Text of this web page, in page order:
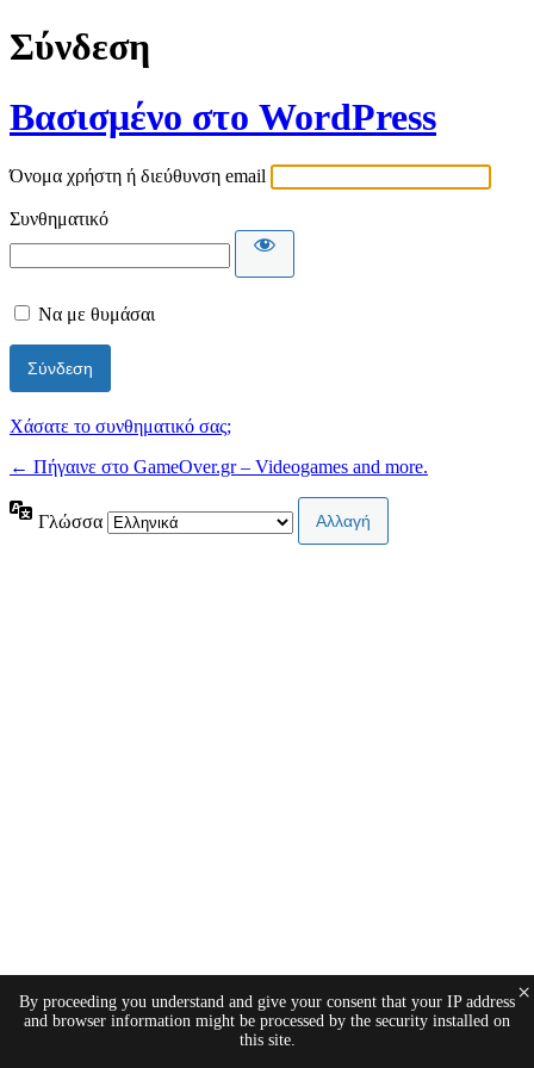
Σύνδεση
Βασισμένο στο WordPress
Όνομα χρήστη ή διεύθυνση email
Συνθηματικό
Να με θυμάσαι
Χάσατε το συνθηματικό σας;
← Πήγαινε στο GameOver.gr – Videogames and more.
Γλώσσα
By proceeding you understand and give your consent that your IP address
and browser information might be processed by the security installed on
this site.
×